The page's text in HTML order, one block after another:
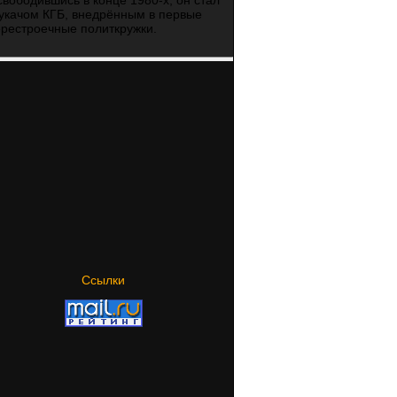
КГБ, внедрённым в первые
политкружки.
Ссылки